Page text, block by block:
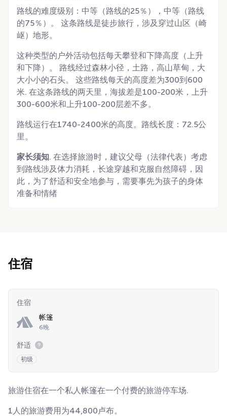
路线的难度级别：中等（路线的25％），中等（路线
的75％）。 这条路线是徒步旅行，涉及穿过山区（崎
岖）地形。
这种类型的户外活动包括每天攀登和下降高度（上升
和下降）。 路线经过森林小径，土路，高山草甸，大
大小小的石头。 这些路线每天的高度差为300到600
米. 在这条路线的两天里，海拔差是100-200米，上升
300-600米和上升100-200层差不多。
路线运行在1740-2400米的高度。路线长度：72.5公
里。
家长须知. 在选择旅游时，建议父母（法律代表）考虑
到路线涉及体力消耗，长途穿越和克服自然障碍，因
此，为了舒适和安全地参与，需要事先为孩子的身体
准备和情绪
住宿
住宿
帐篷
6晚
舒适
初级
旅游住宿在一个私人帐篷在一个付费的旅游停车场.
1人的旅游费用为44,800卢布。